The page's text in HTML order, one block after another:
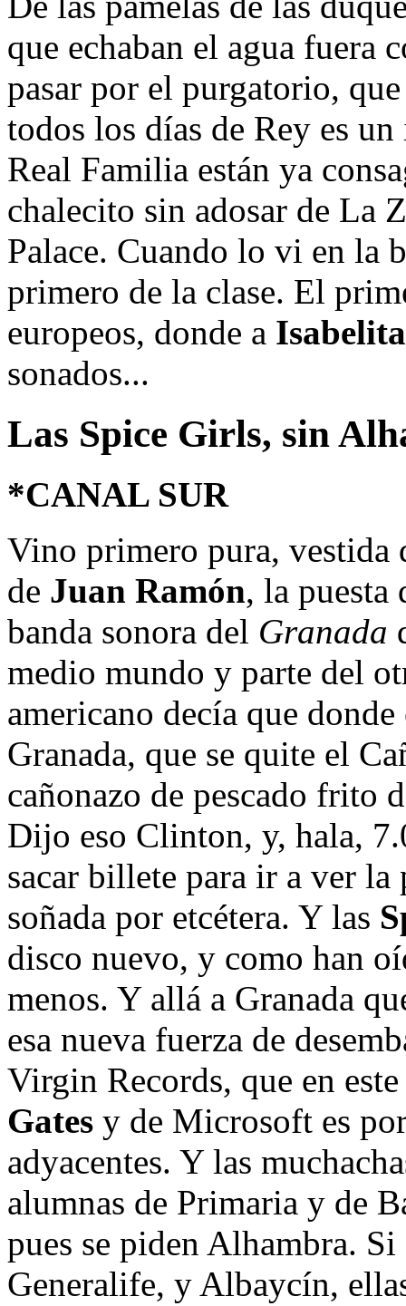
que echaban el agua fuera
pasar por el purgatorio,
todos los días de Rey es
Real Familia están ya
chalecito sin adosar de La
Palace. Cuando lo vi en la
primero de la clase. El
europeos, donde a
sonados...
Las Spice Girls, sin
*CANAL SUR
Vino primero pura, vestida
de Juan Ramón, la puesta
banda sonora del Granada
medio mundo y parte del
americano decía que
Granada, que se quite el
cañonazo de pescado frito
Dijo eso Clinton, y, hala,
sacar billete para ir a ver la
soñada por etcétera. Y las
disco nuevo, y como han
menos. Y allá a Granada
esa nueva fuerza de
Virgin Records, que en
Gates y de Microsoft es
adyacentes. Y las
alumnas de Primaria y de
pues se piden Alhambra.
Generalife, y Albaycín,